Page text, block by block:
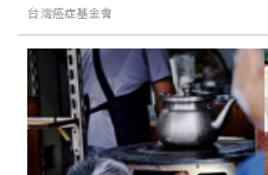
熊」探索在
質樸美麗
台灣癌症基金會